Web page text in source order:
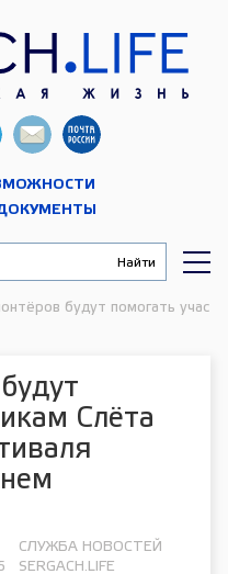
будут помогать
Слёта
СЛУЖБА НОВОСТЕЙ
SERGACH.LIFE